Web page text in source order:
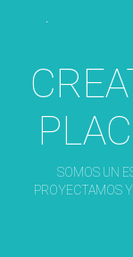
SOMOS UN
PROYECTAMOS